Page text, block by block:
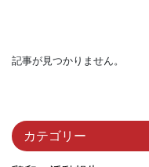
記事が見つかりません。
カテゴリー